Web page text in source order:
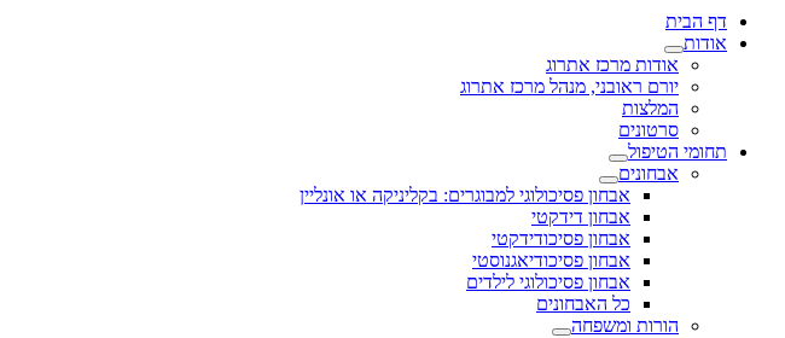
דף הבית
אודות
אודות מרכז אתרוג
יורם ראובני, מנהל מרכז אתרוג
המלצות
סרטונים
תחומי הטיפול
אבחונים
אבחון פסיכולוגי למבוגרים: בקליניקה או אונליין
אבחון דידקטי
אבחון פסיכודידקטי
אבחון פסיכודיאגנוסטי
אבחון פסיכולוגי לילדים
כל האבחונים
הורות ומשפחה